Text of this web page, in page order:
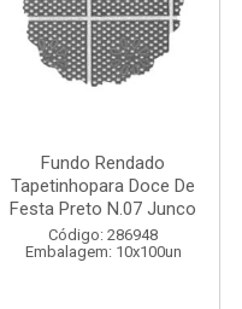
Fundo Rendado
Tapetinhopara Doce De
Festa Preto N.07 Junco
Código: 286948
Embalagem: 10x100un